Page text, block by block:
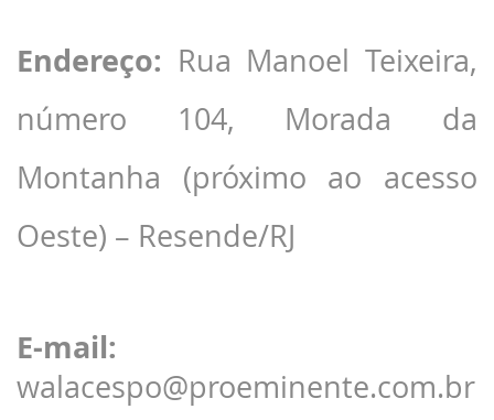
Endereço: Rua Manoel Teixeira,
número 104, Morada da
Montanha (próximo ao acesso
Oeste) – Resende/RJ
E-mail:
walacespo@proeminente.com.br